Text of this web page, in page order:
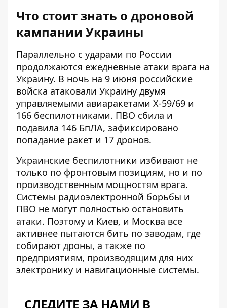
Что стоит знать о дроновой
кампании Украины
Параллельно с ударами по России
продолжаются ежедневные атаки врага на
Украину. В ночь на 9 июня российские
войска атаковали Украину двумя
управляемыми авиаракетами Х-59/69 и
166 беспилотниками. ПВО сбила и
подавила 146 БпЛА, зафиксировано
попадание ракет и 17 дронов.
Украинские беспилотники избивают не
только по фронтовым позициям, но и по
производственным мощностям врага.
Системы радиоэлектронной борьбы и
ПВО не могут полностью остановить
атаки. Поэтому и Киев, и Москва все
активнее пытаются бить по заводам, где
собирают дроны, а также по
предприятиям, производящим для них
электронику и навигационные системы.
СЛЕДИТЕ ЗА НАМИ В